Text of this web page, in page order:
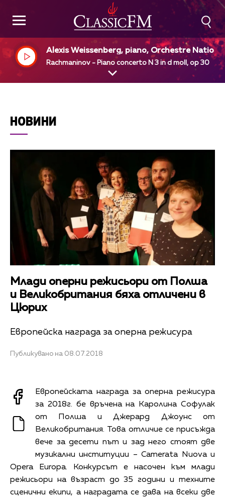
Alexis Weissenberg, piano, Orchestre
de France, Leonard Bernstein, dir
Rachmaninov - Piano concerto N 3 in d moll, op 30
НОВИНИ
Млади оперни режисьори от Полша
и Великобритания бяха отличени в
Цюрих
Европейска награда за оперна режисура
Публикувано на 08.07.2018
Европейската награда за оперна режисура
за 2018г. бе връчена на Каролина Софулак
от Полша и Джерард Джоунс от
Великобритания. Това отличие се присъжда
вече за десети път и зад него стоят две
музикални институции – Camerata Nuova и
Opera Europa. Конкурсът е насочен към млади
режисьори на възраст до 35 години и техните
сценични екипи, а наградата се дава на всеки две